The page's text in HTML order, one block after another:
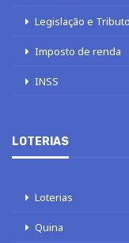
Legislação e
Imposto de renda
INSS
LOTERIAS
Loterias
Quina